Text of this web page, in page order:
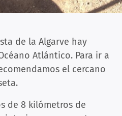
de la Algarve hay
Atlántico. Para ir a
el cercano
de 8 kilómetros de